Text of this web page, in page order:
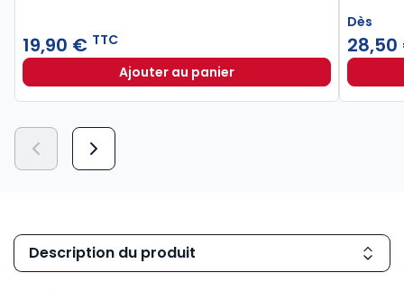
19,90 € TTC
Ajouter au panierLexique des termes juridiques
Dès
Description du produit